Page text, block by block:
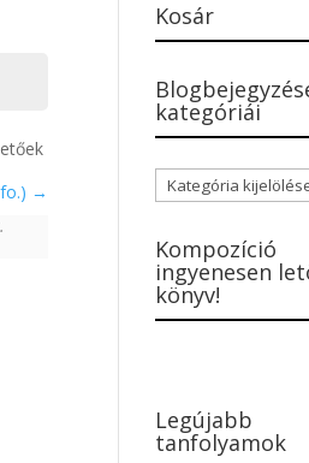
Kosár
kategóriái
Blogbejegyzések
kategóriái
Kompozíció
ingyenesen
könyv!
Legújabb
tanfolyamok